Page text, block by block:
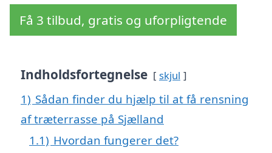
Få 3 tilbud, gratis og uforpligtende
Indholdsfortegnelse skjul
1) Sådan finder du hjælp til at få rensning
af træterrasse på Sjælland
1.1) Hvordan fungerer det?